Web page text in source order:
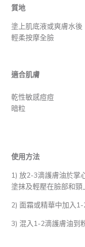
質地
塗上肌底液或爽膚水
輕柔按摩全臉
適合肌膚
乾性敏感痘痘
暗粒
使用方法
1) 放2-3滴護膚油於掌
塗抹及輕壓在臉部和頸
2) 面霜或精華中加入
3) 混入1-2滴護膚油到